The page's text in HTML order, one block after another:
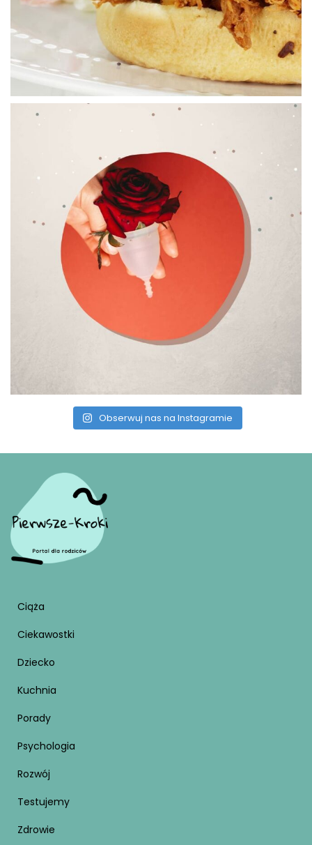
Obserwuj nas na Instagramie
Ciąża
Ciekawostki
Dziecko
Kuchnia
Porady
Psychologia
Rozwój
Testujemy
Zdrowie